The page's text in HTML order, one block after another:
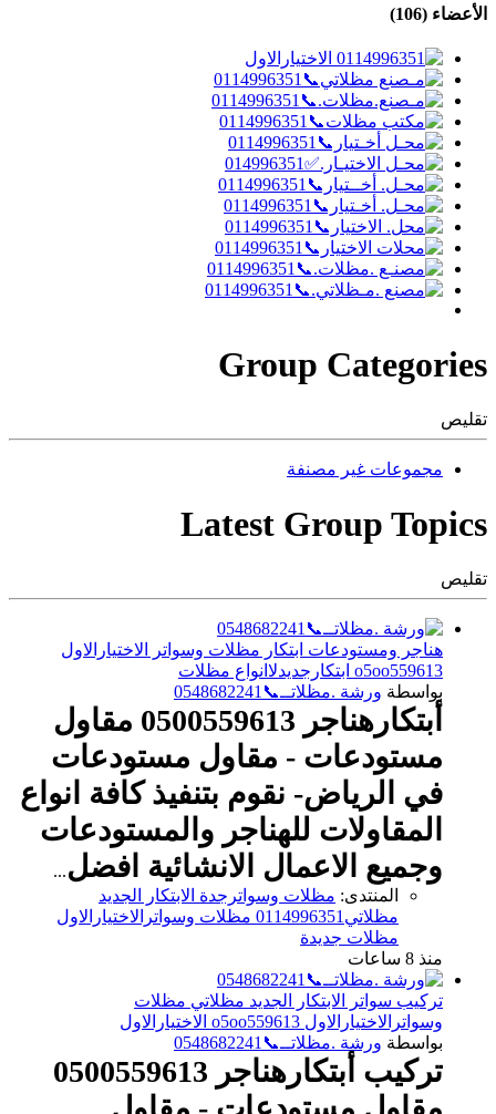
الأعضاء (106)
Group Categories
تقليص
مجموعات غير مصنفة
Latest Group Topics
تقليص
هناجر ومستودعات ابتكار مظلات وسواتر الاختيارالاول
o5oo559613 ابتكارجديدلاانواع مظلات
بواسطة ورشة .مظلاتــ📞0548682241
أبتكارهناجر 0500559613 مقاول
مستودعات - مقاول مستودعات
في الرياض- نقوم بتنفيذ كافة انواع
المقاولات للهناجر والمستودعات
وجميع الاعمال الانشائية افضل...
المنتدى: مظلات وسواترجدة الابتكار الجديد
مظلاتي0114996351 مظلات وسواترالاختيارالاول
مظلات جديدة
منذ 8 ساعات
تركيب سواتر الابتكار الجديد مظلاتي مظلات
وسواترالاختيارالاول o5oo559613 الاختيارالاول
بواسطة ورشة .مظلاتــ📞0548682241
تركيب أبتكارهناجر 0500559613